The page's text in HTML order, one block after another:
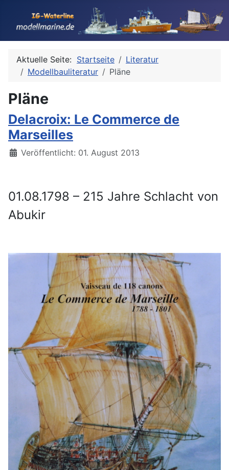
Aktuelle Seite: Startseite
Literatur
Modellbauliteratur
Pläne
Pläne
Delacroix: Le Commerce de
Marseilles
Details
Veröffentlicht: 01. August 2013
01.08.1798 – 215 Jahre Schlacht von
Abukir